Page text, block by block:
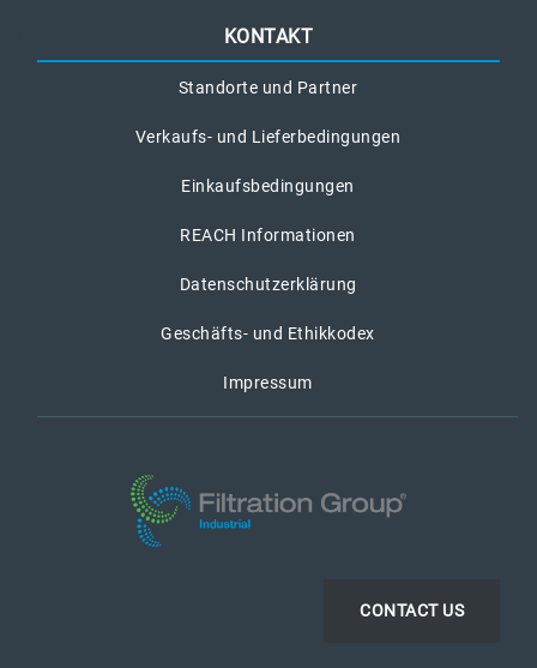
KONTAKT
Standorte und Partner
Verkaufs- und Lieferbedingungen
Einkaufsbedingungen
REACH Informationen
Datenschutzerklärung
Geschäfts- und Ethikkodex
Impressum
CONTACT US